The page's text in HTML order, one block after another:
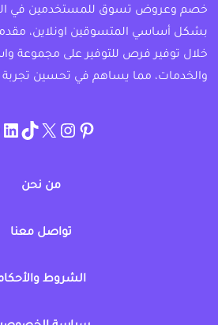
خصم وعروض تسوق للمستخدمين في
بشكل أساسي المتسوقين اونلاين،
خلال توفير فرص للتوفير على مجموعة
والخدمات، مما يساهم في تحسين
pinterest
twitter
من نحن
تواصل معنا
الشروط